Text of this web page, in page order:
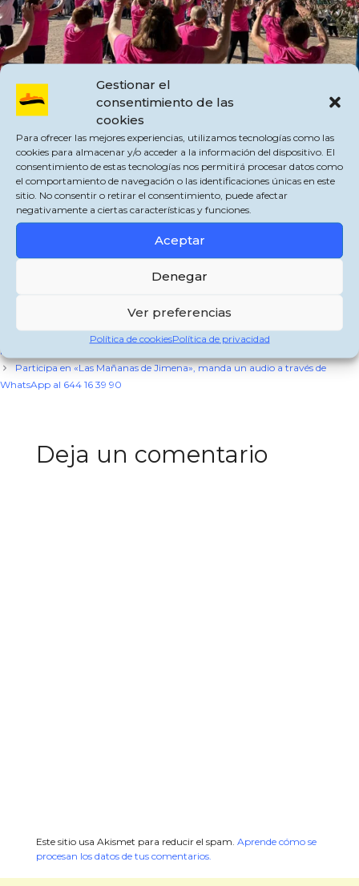
Gestionar el
consentimiento de las
cookies
Para ofrecer las mejores experiencias, utilizamos tecnologías como las
cookies para almacenar y/o acceder a la información del dispositivo. El
consentimiento de estas tecnologías nos permitirá procesar datos como
el comportamiento de navegación o las identificaciones únicas en este
sitio. No consentir o retirar el consentimiento, puede afectar
negativamente a ciertas características y funciones.
Aceptar
Denegar
Ver preferencias
Política de cookiesPolítica de privacidad
Una bonita forma de incidir en los «comienzos saludables» en vías de una
buena salud.
Ayuntamiento de Jimena de la Frontera
DIA MUNDIAL DE LA SALUD EN JIMENA
de Cadena Joven Digital
Comparte esto:
Categorías
Jimena de la Frontera
ÉXITO DE CELEBRACIÓN DE LA III FERIA DE MUESTRAS DE
PRODUCTOS LOCALES Y DEL PERRO DE CAZA
Participa en «Las Mañanas de Jimena», manda un audio a través de
WhatsApp al 644 16 39 90
Deja un comentario
Este sitio usa Akismet para reducir el spam. Aprende cómo se
procesan los datos de tus comentarios.